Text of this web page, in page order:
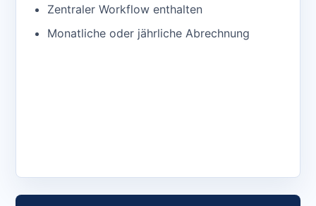
Zentraler Workflow enthalten
Monatliche oder jährliche Abrechnung